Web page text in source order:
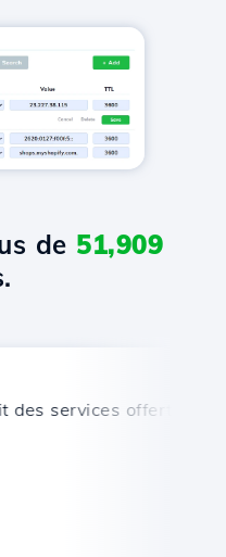
de 51,909
efficace.
services offerts par